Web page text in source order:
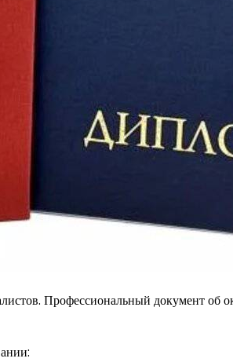
Профессиональный документ об